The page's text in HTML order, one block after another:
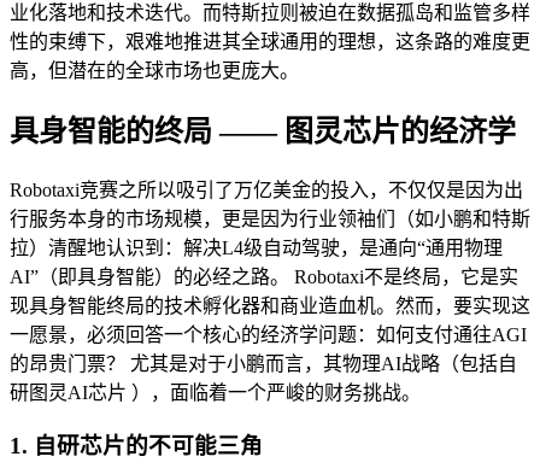
业化落地和技术迭代。而特斯拉则被迫在数据孤岛和监管多样
性的束缚下，艰难地推进其全球通用的理想，这条路的难度更
高，但潜在的全球市场也更庞大。
具身智能的终局 —— 图灵芯片的经济学
Robotaxi竞赛之所以吸引了万亿美金的投入，不仅仅是因为出
行服务本身的市场规模，更是因为行业领袖们（如小鹏和特斯
拉）清醒地认识到：解决L4级自动驾驶，是通向“通用物理
AI”（即具身智能）的必经之路。 Robotaxi不是终局，它是实
现具身智能终局的技术孵化器和商业造血机。然而，要实现这
一愿景，必须回答一个核心的经济学问题：如何支付通往AGI
的昂贵门票？ 尤其是对于小鹏而言，其物理AI战略（包括自
研图灵AI芯片 ），面临着一个严峻的财务挑战。
1. 自研芯片的不可能三角